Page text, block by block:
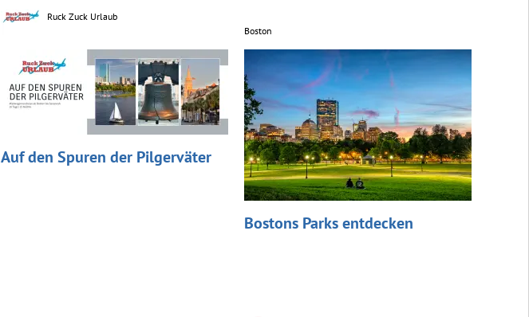
Ruck Zuck Urlaub
Auf den Spuren der Pilgerväter
Boston
Bostons Parks entdecken